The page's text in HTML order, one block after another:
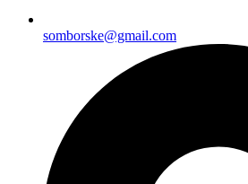
somborske@gmail.com